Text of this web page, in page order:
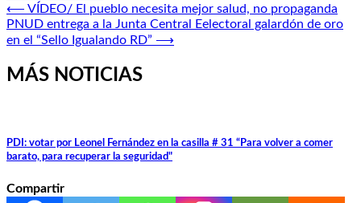
Navegación
de
entradas
⟵ VÍDEO/ El pueblo necesita mejor salud, no propaganda
PNUD entrega a la Junta Central Eelectoral galardón de oro
en el “Sello Igualando RD” ⟶
MÁS NOTICIAS
PDI: votar por Leonel Fernández en la casilla # 31 “Para volver a comer
barato, para recuperar la seguridad"
Compartir